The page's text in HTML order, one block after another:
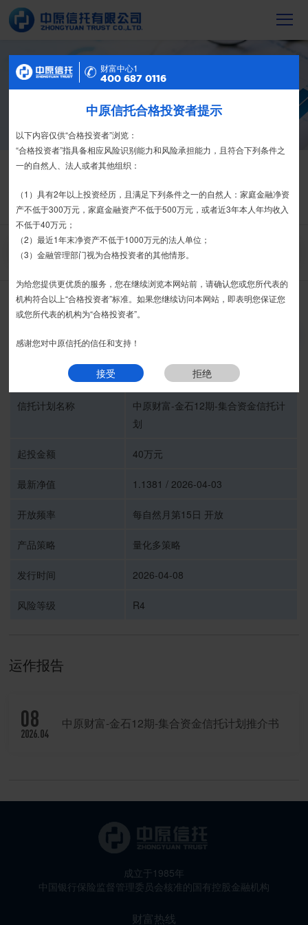
信托产品
截至2023年末，中原信托累计管理信托财
产16088亿元，按时足额交付到期信托财
信托产品
热销产品
栏目首页 热销产品 运营产品 净值产品
信息披露
精英理财俱乐部
家族信托 财富网点 客户反馈 征信异议申请
中原财富-金石12期-集合资金信托计划
中原信托有限公司
信托计划名称
中原财富-金石12期-集合资金信托计
划
起投金额 40万元
最新净值 1.1381 / 2026-04-03
开放频率 每自然月第15日 开放
产品策略 量化多策略
发行时间 2026-04-08
风险等级 R4
运作报告
08
2026.04
中原财富-金石12期-集合资金信托计划推介书
成立于1985年
中国银行保险监督管理委员会核准的国有控股金融机构
财富热线
财富中心2
400 687 0116
特别提示
尊敬的投资者：
合格投资者认证、风险测评、录音录像及电子合同签署应由投资者本人
亲自操作完成，不得由他人代办。
我司信托产品账户均以我司名义开立，所有认购信托产品的资金应根据
信托合同约定转入我司信托产品的银行专用账户。投资者认购我司信托产品
时，请注意不要向任何非我司账户转账、支付现金。
如有疑问，请联系您的专属客户经理或咨询我司客服电话400-
接受 拒绝
财富中心1
400 687 0116
中原信托合格投资者提示
以下内容仅供“合格投资者”浏览：
“合格投资者”指具备相应风险识别能力和风险承担能力，且符合下列条件之
一的自然人、法人或者其他组织：
（1）具有2年以上投资经历，且满足下列条件之一的自然人：家庭金融净资
产不低于300万元，家庭金融资产不低于500万元，或者近3年本人年均收入
不低于40万元；
（2）最近1年末净资产不低于1000万元的法人单位；
（3）金融管理部门视为合格投资者的其他情形。
为给您提供更优质的服务，您在继续浏览本网站前，请确认您或您所代表的
机构符合以上“合格投资者”标准。如果您继续访问本网站，即表明您保证您
或您所代表的机构为“合格投资者”。
感谢您对中原信托的信任和支持！
接受 拒绝